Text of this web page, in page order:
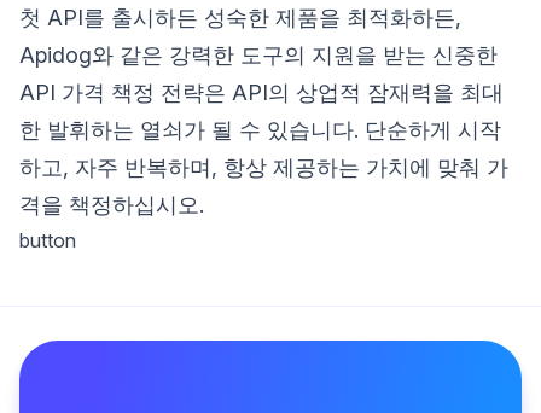
첫 API를 출시하든 성숙한 제품을 최적화하든,
Apidog와 같은 강력한 도구의 지원을 받는 신중한
API 가격 책정 전략은 API의 상업적 잠재력을 최대
한 발휘하는 열쇠가 될 수 있습니다. 단순하게 시작
하고, 자주 반복하며, 항상 제공하는 가치에 맞춰 가
격을 책정하십시오.
button